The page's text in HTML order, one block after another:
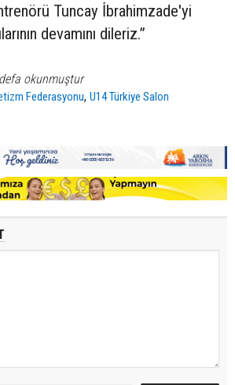
Tuncay İbrahimzade'yi
devamını dileriz.”
okunmuştur
Federasyonu,U14 Türkiye Salon